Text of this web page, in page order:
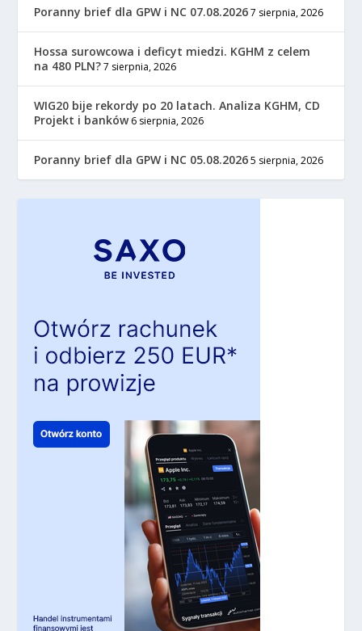
Poranny brief dla GPW i NC 07.08.2026 7 sierpnia, 2026
Hossa surowcowa i deficyt miedzi. KGHM z celem
na 480 PLN? 7 sierpnia, 2026
WIG20 bije rekordy po 20 latach. Analiza KGHM, CD
Projekt i banków 6 sierpnia, 2026
Poranny brief dla GPW i NC 05.08.2026 5 sierpnia, 2026